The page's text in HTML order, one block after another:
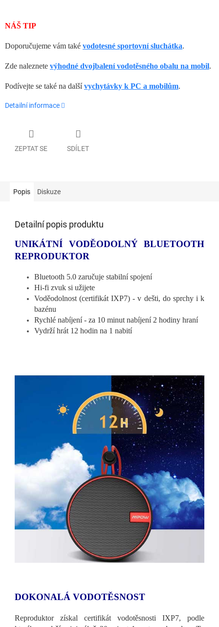
NÁŠ TIP
Doporučujeme vám také vodotesné sportovní sluchátka.
Zde naleznete výhodné dvojbalení vodotěsného obalu na mobil.
Podívejte se také na dalšívychytávky k PC a mobilům.
Detailní informace
ZEPTAT SE SDÍLET
Popis Diskuze
Detailní popis produktu
UNIKÁTNÍ VODĚODOLNÝ BLUETOOTH
REPRODUKTOR
Bluetooth 5.0 zaručuje stabilní spojení
Hi-fi zvuk si užijete
Voděodolnost (certifikát IXP7) - v dešti, do sprchy i k
bazénu
Rychlé nabíjení - za 10 minut nabíjení 2 hodiny hraní
Vydrží hrát 12 hodin na 1 nabití
DOKONALÁ VODOTĚSNOST
Reproduktor získal certifikát vodotěsnosti IXP7, podle